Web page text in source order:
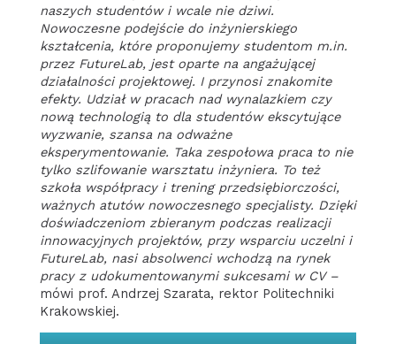
naszych studentów i wcale nie dziwi.
Nowoczesne podejście do inżynierskiego
kształcenia, które proponujemy studentom m.in.
przez FutureLab, jest oparte na angażującej
działalności projektowej. I przynosi znakomite
efekty. Udział w pracach nad wynalazkiem czy
nową technologią to dla studentów ekscytujące
wyzwanie, szansa na odważne
eksperymentowanie. Taka zespołowa praca to nie
tylko szlifowanie warsztatu inżyniera. To też
szkoła współpracy i trening przedsiębiorczości,
ważnych atutów nowoczesnego specjalisty. Dzięki
doświadczeniom zbieranym podczas realizacji
innowacyjnych projektów, przy wsparciu uczelni i
FutureLab, nasi absolwenci wchodzą na rynek
pracy z udokumentowanymi sukcesami w CV –
mówi prof. Andrzej Szarata, rektor Politechniki
Krakowskiej.